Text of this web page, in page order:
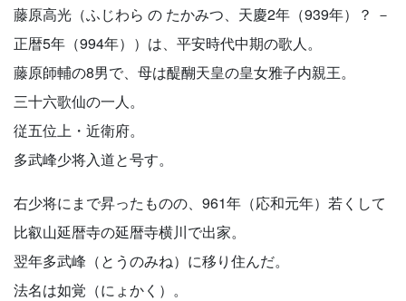
藤原高光（ふじわら の たかみつ、天慶2年（939年）？ －
正暦5年（994年））は、平安時代中期の歌人。
藤原師輔の8男で、母は醍醐天皇の皇女雅子内親王。
三十六歌仙の一人。
従五位上・近衛府。
多武峰少将入道と号す。
右少将にまで昇ったものの、961年（応和元年）若くして
比叡山延暦寺の延暦寺横川で出家。
翌年多武峰（とうのみね）に移り住んだ。
法名は如覚（にょかく）。